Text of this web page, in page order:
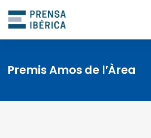
Premis Amos de l’Àrea